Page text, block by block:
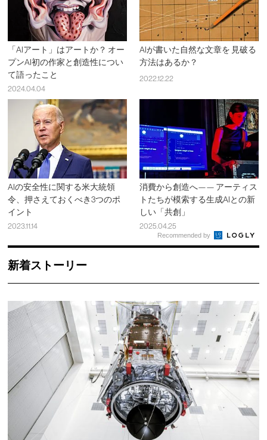
「AIアート」はアートか？ オー
プンAI初の作家と創造性につい
て語ったこと
2024.04.04
AIが書いた自然な文章を 見破る
方法はあるか？
2022.12.22
AIの安全性に関する米大統領
令、押さえておくべき3つのポ
イント
2023.11.14
消費から創造へ—— アーティス
トたちが模索する生成AIとの新
しい「共創」
2025.04.25
Recommended by
新着ストーリー